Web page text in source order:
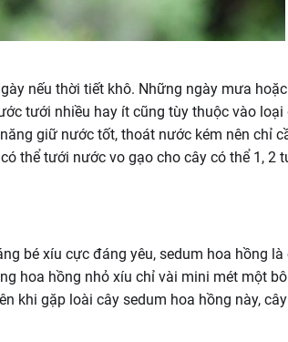
nếu thời tiết khô. Những ngày mưa
tưới nhiều hay ít cũng tùy thuộc vào loại
giữ nước tốt, thoát nước kém nên chỉ
thể tưới nước vo gạo cho cây có thể 1, 2
bé xíu cực đáng yêu, sedum hoa hồng là
hoa hồng nhỏ xíu chỉ vài mini mét một
khi gặp loài cây sedum hoa hồng này,